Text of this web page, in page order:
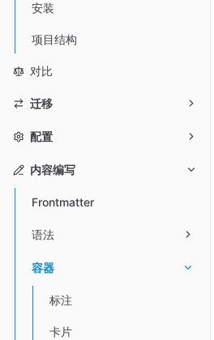
安装
项目结构
对比
迁移
配置
内容编写
Frontmatter
语法
容器
标注
卡片